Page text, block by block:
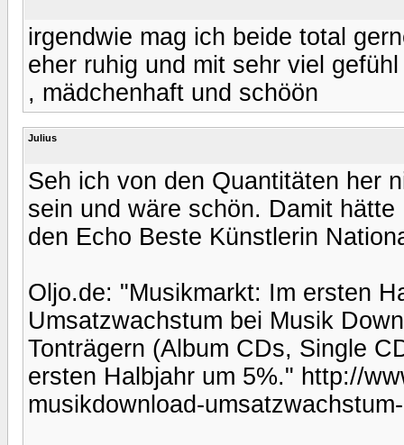
irgendwie mag ich beide total
eher ruhig und mit sehr viel
, mädchenhaft und schöön
Julius
Seh ich von den Quantitäten her
sein und wäre schön. Damit
den Echo Beste Künstlerin
Oljo.de: "Musikmarkt: Im ersten
Umsatzwachstum bei Musik
Tonträgern (Album CDs, Single
ersten Halbjahr um 5%." http://
musikdownload-